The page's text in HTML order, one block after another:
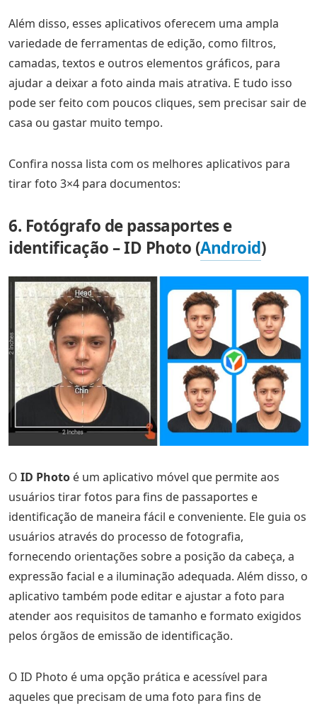
Além disso, esses aplicativos oferecem uma ampla
variedade de ferramentas de edição, como filtros,
camadas, textos e outros elementos gráficos, para
ajudar a deixar a foto ainda mais atrativa. E tudo isso
pode ser feito com poucos cliques, sem precisar sair de
casa ou gastar muito tempo.
Confira nossa lista com os melhores aplicativos para
tirar foto 3×4 para documentos:
6. Fotógrafo de passaportes e
identificação – ID Photo (Android)
O ID Photo é um aplicativo móvel que permite aos
usuários tirar fotos para fins de passaportes e
identificação de maneira fácil e conveniente. Ele guia os
usuários através do processo de fotografia,
fornecendo orientações sobre a posição da cabeça, a
expressão facial e a iluminação adequada. Além disso, o
aplicativo também pode editar e ajustar a foto para
atender aos requisitos de tamanho e formato exigidos
pelos órgãos de emissão de identificação.
O ID Photo é uma opção prática e acessível para
aqueles que precisam de uma foto para fins de